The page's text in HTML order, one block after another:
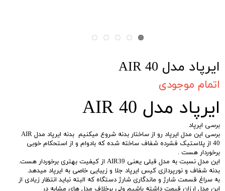
ایرپاد مدل AIR 40
اتمام موجودی
ایرپاد مدل AIR 40
برسی ایرپاد
برسی این مدل ایرپاد رو از ساختار بدنه شروع میکنیم بدنه ایرپاد مدل AIR
40 از پلاستیک فشرده شفاف ساخته شده که بادوام و از استحکام خوبی
برخوردار هست .
این مدل نسبت به مدل قبلی یعنی AIR39 از کیفیت بهتری برخوردار هست.
بدنه شفاف و نورپردازی کیس ایرپاد جلا و زیبایی خاصی به ایرپاد میدهد.
به سراغ قسمت شارژ و ماندگاری شارژ دستگاه که البته نباید انتظار زیادی از
این مدل ارزان قیمت داشته باشیم ولی برخلاف مدل های مشابه در